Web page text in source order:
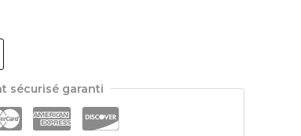
sécurisé garanti